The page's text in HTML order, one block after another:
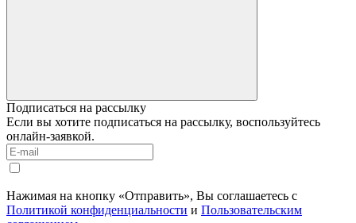
Подписаться на рассылку
Если вы хотите подписаться на рассылку, воспользуйтесь
онлайн-заявкой.
Нажимая на кнопку «Отправить», Вы соглашаетесь с
Политикой конфиденциальности и Пользовательским